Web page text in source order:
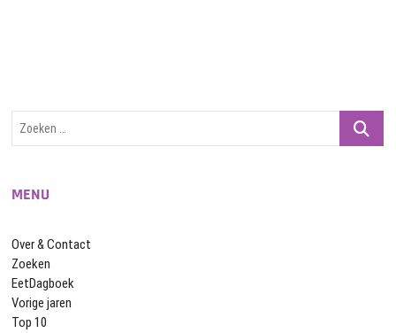
Zoeken
MENU
Over & Contact
Zoeken
EetDagboek
Vorige jaren
Top 10